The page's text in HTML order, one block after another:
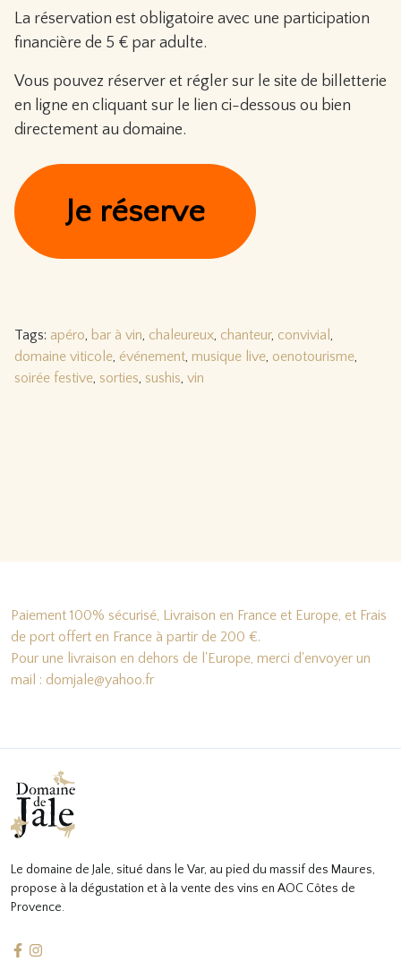
La réservation est obligatoire avec une participation
financière de 5 € par adulte.
Vous pouvez réserver et régler sur le site de billetterie
en ligne en cliquant sur le lien ci-dessous ou bien
directement au domaine.
Je réserve
Tags: apéro, bar à vin, chaleureux, chanteur, convivial ,
domaine viticole, événement, musique live, oenotourisme,
soirée festive, sorties, sushis, vin
Paiement 100% sécurisé, Livraison en France et Europe, et Frais
de port offert en France à partir de 200 €.
Pour une livraison en dehors de l'Europe, merci d'envoyer un
mail : domjale@yahoo.fr
Le domaine de Jale, situé dans le Var, au pied du massif des Maures,
propose à la dégustation et à la vente des vins en AOC Côtes de
Provence.